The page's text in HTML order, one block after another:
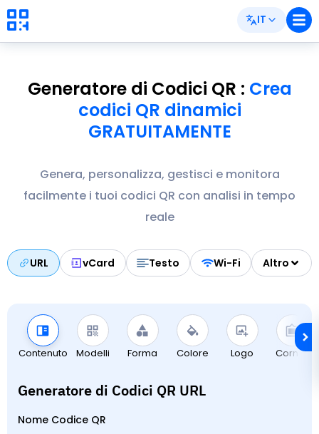
IT
Generatore di Codici QR : Crea
codici QR dinamici
GRATUITAMENTE
Genera, personalizza, gestisci e monitora
facilmente i tuoi codici QR con analisi in tempo
reale
URL vCard Testo Wi-Fi Altro
Contenuto Modelli Forma Colore Logo Cornici
Generatore di Codici QR URL
Nome Codice QR